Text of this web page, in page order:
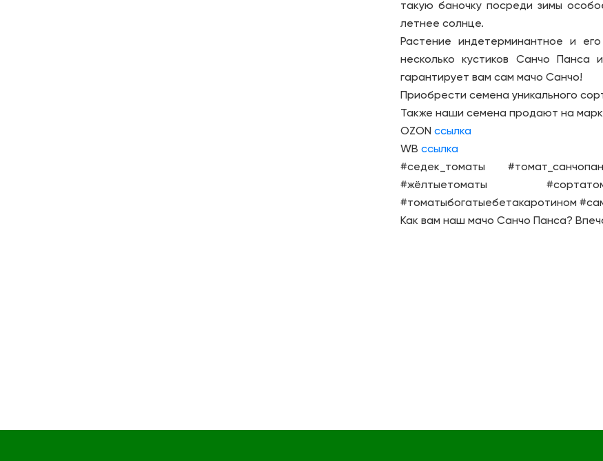
такую баночку посреди зимы
летнее солнце.
Растение индетерминантное и
несколько кустиков Санчо Панса
гарантирует вам сам мачо Санчо!
Приобрести семена уникального
Также наши семена продают на
OZON ссылка
WB ссылка
#седек_томаты
#жёлтыетоматы
#томатыбогатыебетакаротином
Как вам наш мачо Санчо Панса?